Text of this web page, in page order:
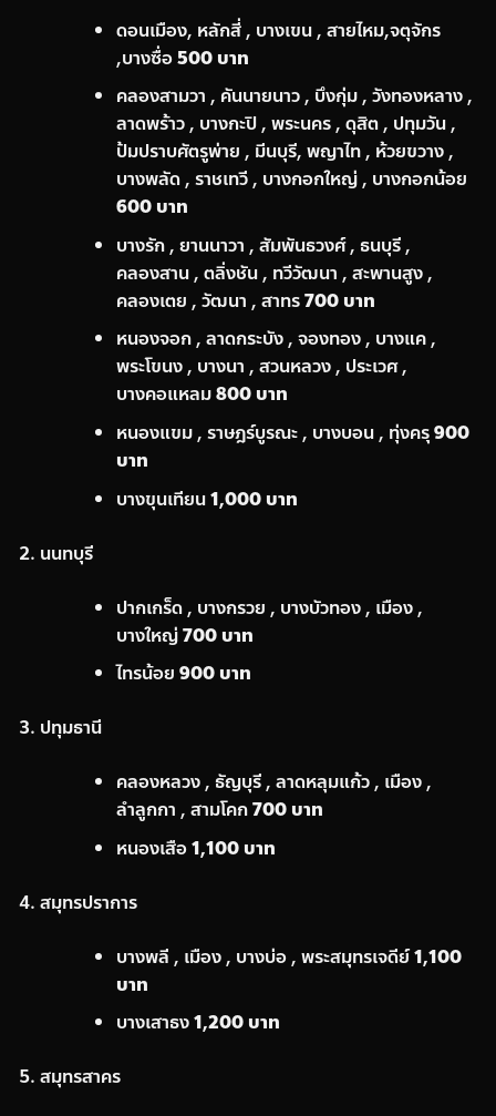
ดอนเมือง, หลักสี่ , บางเขน , สายไหม,จตุจักร
,บางซื่อ500 บาท
คลองสามวา , คันนายนาว , บึงกุ่ม , วังทองหลาง ,
ลาดพร้าว , บางกะปิ , พระนคร , ดุสิต , ปทุมวัน ,
ป้มปราบศัตรูพ่าย , มีนบุรี, พญาไท , ห้วยขวาง ,
บางพลัด , ราชเทวี , บางกอกใหญ่ , บางกอกน้อย
600 บาท
บางรัก , ยานนาวา , สัมพันธวงศ์ , ธนบุรี ,
คลองสาน , ตลิ่งชัน , ทวีวัฒนา , สะพานสูง ,
คลองเตย , วัฒนา , สาทร700 บาท
หนองจอก , ลาดกระบัง , จองทอง , บางแค ,
พระโขนง , บางนา , สวนหลวง , ประเวศ ,
บางคอแหลม800 บาท
หนองแขม , ราษฎร์บูรณะ , บางบอน , ทุ่งครุ900
บาท
บางขุนเทียน1,000 บาท
นนทบุรี
ปากเกร็ด , บางกรวย , บางบัวทอง , เมือง ,
บางใหญ่700 บาท
ไทรน้อย 900 บาท
ปทุมธานี
คลองหลวง , ธัญบุรี , ลาดหลุมแก้ว , เมือง ,
ลำลูกกา , สามโคก700 บาท
หนองเสือ1,100 บาท
สมุทรปราการ
บางพลี , เมือง , บางบ่อ , พระสมุทรเจดีย์1,100
บาท
บางเสาธง1,200 บาท
สมุทรสาคร